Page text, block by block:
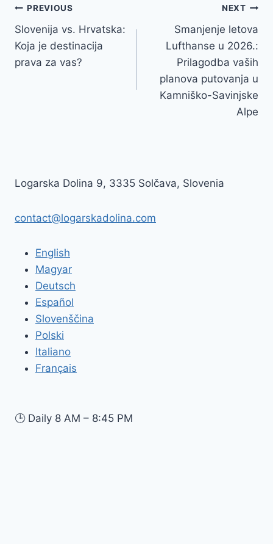
Navigacija
objava
PREVIOUS
Slovenija vs. Hrvatska:
Koja je destinacija
prava za vas?
NEXT
Smanjenje letova
Lufthanse u 2026.:
Prilagodba vaših
planova putovanja u
Kamniško-Savinjske
Alpe
Logarska Dolina 9, 3335 Solčava, Slovenia
contact@logarskadolina.com
English
Magyar
Deutsch
Español
Slovenščina
Polski
Italiano
Français
🕒 Daily 8 AM – 8:45 PM